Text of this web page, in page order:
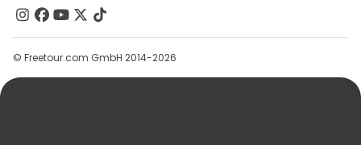
Kontakt
Gruppen
Hilfe
© Freetour.com GmbH 2014-2026